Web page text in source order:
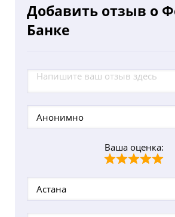
Добавить отзыв о
Банке
Ваша оценка: